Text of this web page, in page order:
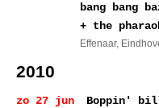
bang bang
+ the
Effenaar,
2010
zo 27 jun
Boppin'